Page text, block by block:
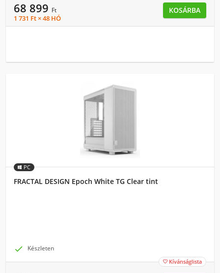
68 899 Ft
1 731 Ft × 48 HÓ
KOSÁRBA
PC
FRACTAL DESIGN Epoch White TG Clear tint
 Készleten
 Kívánságlista